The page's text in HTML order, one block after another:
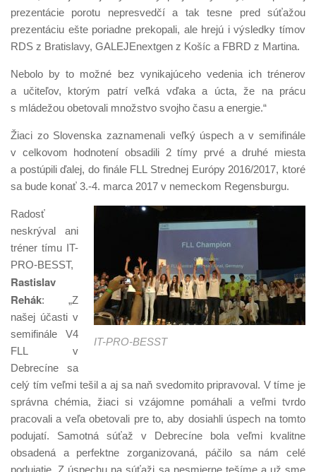
prezentácie porotu nepresvedčí a tak tesne pred súťažou
prezentáciu ešte poriadne prekopali, ale hrejú i výsledky tímov
RDS z Bratislavy, GALEJEnextgen z Košíc a FBRD z Martina.
Nebolo by to možné bez vynikajúceho vedenia ich trénerov
a učiteľov, ktorým patrí veľká vďaka a úcta, že na prácu
s mládežou obetovali množstvo svojho času a energie.“
Žiaci zo Slovenska zaznamenali veľký úspech a v semifinále
v celkovom hodnotení obsadili 2 tímy prvé a druhé miesta
a postúpili ďalej, do finále FLL Strednej Európy 2016/2017, ktoré
sa bude konať 3.-4. marca 2017 v nemeckom Regensburgu.
IT-PRO-BESST
Radosť
neskrýval ani
tréner tímu IT-
PRO-BESST,
Rastislav
Rehák: „Z
našej účasti v
semifinále V4
FLL v
Debrecíne sa
celý tím veľmi tešil a aj sa naň svedomito pripravoval. V tíme je
správna chémia, žiaci si vzájomne pomáhali a veľmi tvrdo
pracovali a veľa obetovali pre to, aby dosiahli úspech na tomto
podujatí. Samotná súťaž v Debrecíne bola veľmi kvalitne
obsadená a perfektne zorganizovaná, páčilo sa nám celé
podujatie. Z úspechu na súťaži sa nesmierne tešíme a už sme